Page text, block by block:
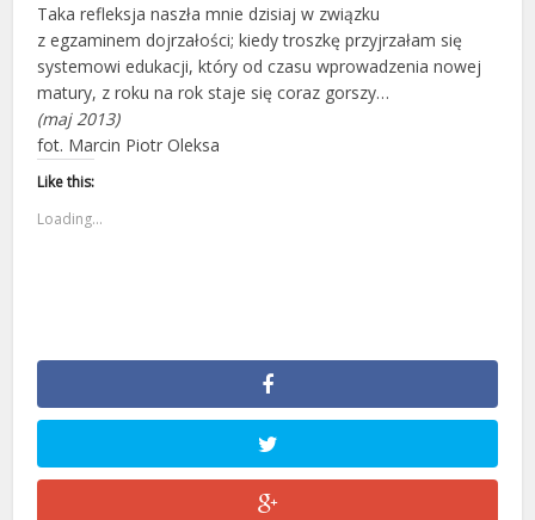
Taka refleksja naszła mnie dzisiaj w związku
z egzaminem dojrzałości; kiedy troszkę przyjrzałam się
systemowi edukacji, który od czasu wprowadzenia nowej
matury, z roku na rok staje się coraz gorszy…
(maj 2013)
fot. Marcin Piotr Oleksa
Like this:
Loading...